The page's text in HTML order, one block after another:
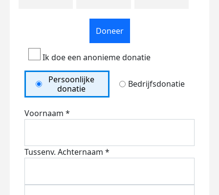
Doneer
Ik doe een anonieme donatie
Persoonlijke
donatie
Bedrijfsdonatie
Voornaam *
Tussenv. Achternaam *